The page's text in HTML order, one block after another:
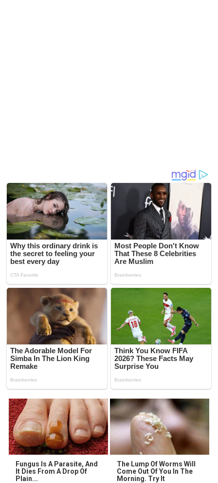
Fungus Is A Parasite, And
It Dies From A Drop Of
Plain...
The Lump Of Worms Will
Come Out Of You In The
Morning. Try It